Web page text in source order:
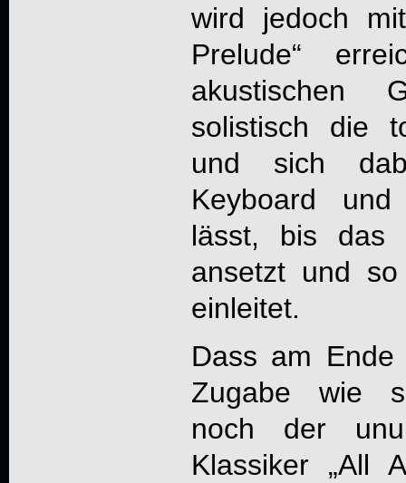
wird jedoch
Prelude“
akustischen
solistisch die
und sich
Keyboard und
lässt, bis das
ansetzt und so
einleitet.
Dass am
Zugabe wie
noch der
Klassiker „All